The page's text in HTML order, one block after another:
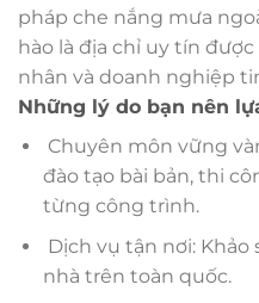
pháp che nắng mưa
hào là địa chỉ uy tín
nhân và doanh nghiệp
Những lý do bạn nên
Chuyên môn vững
đào tạo bài bản, thi
từng công trình.
Dịch vụ tận nơi: Khảo
nhà trên toàn quốc.